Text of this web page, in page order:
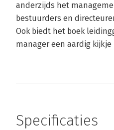
anderzijds het
bestuurders en
Ook biedt het boek
manager een aardig
Specificaties